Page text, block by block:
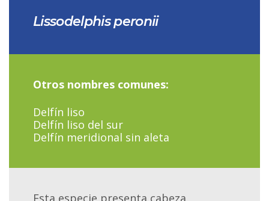
Lissodelphis peronii
Otros nombres comunes:
Delfín liso
Delfín liso del sur
Delfín meridional sin aleta
Esta especie presenta cabeza